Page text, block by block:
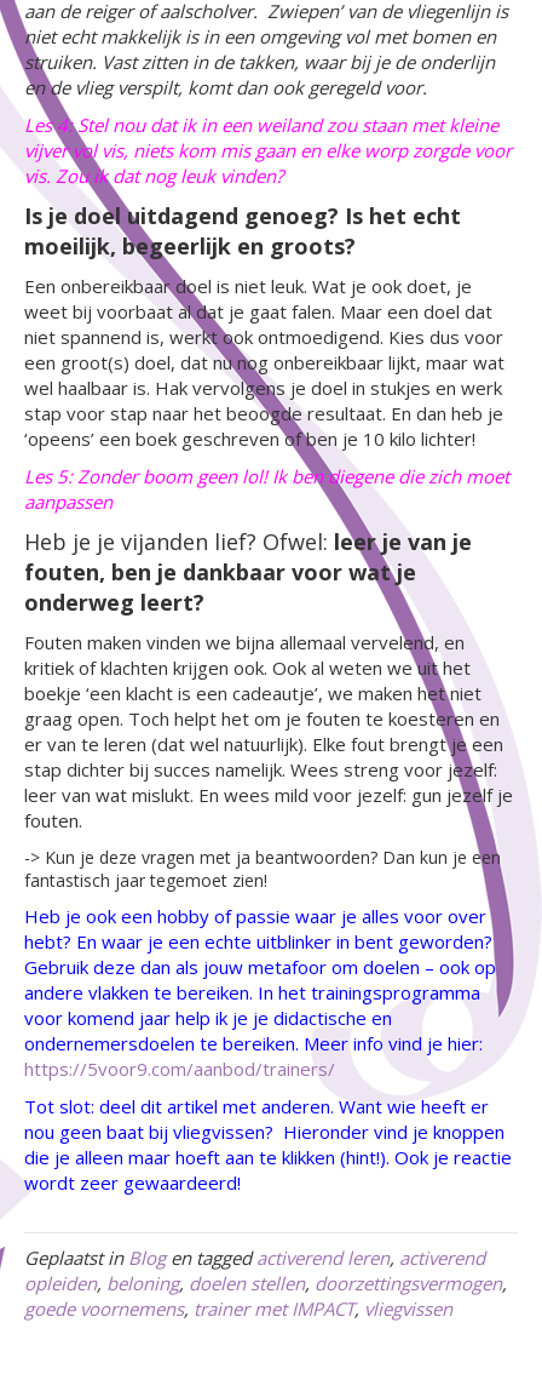
aan de reiger of aalscholver. Zwiepen’ van de vliegenlijn is
niet echt makkelijk is in een omgeving vol met bomen en
struiken. Vast zitten in de takken, waar bij je de onderlijn
en de vlieg verspilt, komt dan ook geregeld voor.
Les 4: Stel nou dat ik in een weiland zou staan met kleine
vijver vol vis, niets kom mis gaan en elke worp zorgde voor
vis. Zou ik dat nog leuk vinden?
Is je doel uitdagend genoeg? Is het echt
moeilijk, begeerlijk en groots?
Een onbereikbaar doel is niet leuk. Wat je ook doet, je
weet bij voorbaat al dat je gaat falen. Maar een doel dat
niet spannend is, werkt ook ontmoedigend. Kies dus voor
een groot(s) doel, dat nu nog onbereikbaar lijkt, maar wat
wel haalbaar is. Hak vervolgens je doel in stukjes en werk
stap voor stap naar het beoogde resultaat. En dan heb je
‘opeens’ een boek geschreven of ben je 10 kilo lichter!
Les 5: Zonder boom geen lol! Ik ben diegene die zich moet
aanpassen
Heb je je vijanden lief? Ofwel: leer je van je
fouten, ben je dankbaar voor wat je
onderweg leert?
Fouten maken vinden we bijna allemaal vervelend, en
kritiek of klachten krijgen ook. Ook al weten we uit het
boekje ‘een klacht is een cadeautje’, we maken het niet
graag open. Toch helpt het om je fouten te koesteren en
er van te leren (dat wel natuurlijk). Elke fout brengt je een
stap dichter bij succes namelijk. Wees streng voor jezelf:
leer van wat mislukt. En wees mild voor jezelf: gun jezelf je
fouten.
-> Kun je deze vragen met ja beantwoorden? Dan kun je een
fantastisch jaar tegemoet zien!
Heb je ook een hobby of passie waar je alles voor over
hebt? En waar je een echte uitblinker in bent geworden?
Gebruik deze dan als jouw metafoor om doelen – ook op
andere vlakken te bereiken. In het trainingsprogramma
voor komend jaar help ik je je didactische en
ondernemersdoelen te bereiken. Meer info vind je hier:
https://5voor9.com/aanbod/trainers/
Tot slot: deel dit artikel met anderen. Want wie heeft er
nou geen baat bij vliegvissen? Hieronder vind je knoppen
die je alleen maar hoeft aan te klikken (hint!). Ook je reactie
wordt zeer gewaardeerd!
Geplaatst in Blogen taggedactiverend leren, activerend
opleiden, beloning, doelen stellen, doorzettingsvermogen,
goede voornemens, trainer met IMPACT, vliegvissen